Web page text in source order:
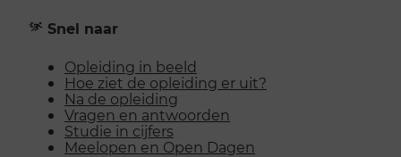
Snel naar
Opleiding in beeld
Hoe ziet de opleiding er uit?
Na de opleiding
Vragen en antwoorden
Studie in cijfers
Meelopen en Open Dagen